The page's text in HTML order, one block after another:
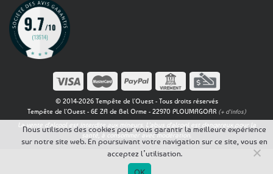
© 2014-2026 Tempête de l'Ouest - Tous droits réservés
Tempête de l'Ouest - 6E ZA de Bel Orme - 22970 PLOUMAGOAR (+ d'infos)
La vente d'alcool est interdite aux mineurs. L'abus d'alcool est dangereux pour la
santé, à consommer avec modération.
Nous utilisons des cookies pour vous garantir la meilleure expérience
sur notre site web. En poursuivant votre navigation sur ce site, vous en
acceptez l’utilisation.